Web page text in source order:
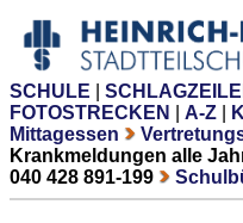
SCHULE
FOTOSTRECKEN
A-Z
Mittagessen
Krankmeldungen alle
040 428 891-199